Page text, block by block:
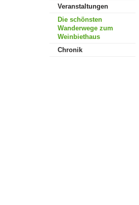
Veranstaltungen
Die schönsten
Wanderwege zum
Weinbiethaus
Chronik